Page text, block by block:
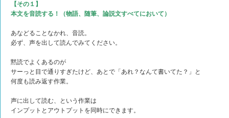
【その１】
本文を音読する！（物語、随筆、論説文すべてにおいて）
あなどることなかれ、音読。
必ず、声を出して読んでみてください。
黙読でよくあるのが
サーっと目で通りすぎたけど、あとで「あれ？なんて書いてた？」と
何度も読み返す作業。
声に出して読む、という作業は
インプットとアウトプットを同時にできます。